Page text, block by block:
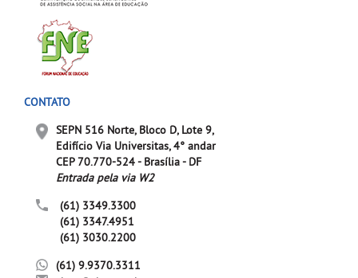
CONTATO
SEPN 516 Norte, Bloco D, Lote 9,
Edifício Via Universitas, 4° andar
CEP 70.770-524 - Brasília - DF
Entrada pela via W2
(61) 3349.3300
(61) 3347.4951
(61) 3030.2200
(61) 9.9370.3311